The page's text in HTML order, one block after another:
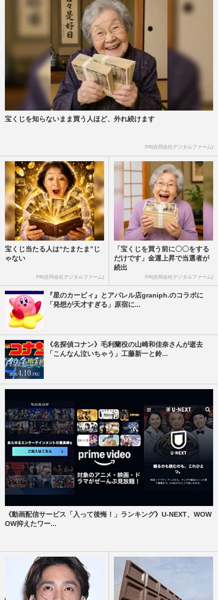
宝くじを知らないまま買う人ほど、外れ続けます
PR(合同会社デジタルファーム)
宝くじ当たる人は“たまたま”じ
ゃない
PR(合同会社デジタルファーム)
「宝くじを買う前に〇〇をする
だけです」金運上昇で当選者が
続出
PR(合同会社デジタルファーム)
『星のカービィ』とアパレル店graniph.のコラボに
「発想が天才すぎる」原宿に...
《名探偵コナン》毛利蘭役の山崎和佳奈さんが逝去
「こんなん泣いちゃう」工藤新一と鈴...
《動画配信サービス「入って後悔！」ランキング》U-NEXT、WOW
OW抑えたワー...